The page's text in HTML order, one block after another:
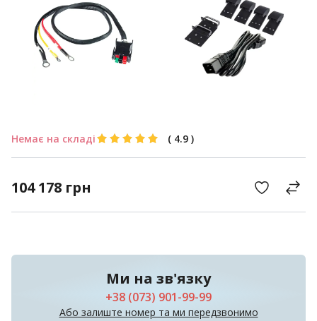
Немає на складі ( 4.9 )
104 178 грн
Ми на зв'язку
+38 (073) 901-99-99
Або залиште номер та ми передзвонимо